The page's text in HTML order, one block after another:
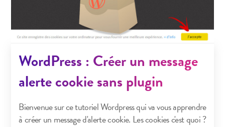
WordPress : Créer un message
alerte cookie sans plugin
Bienvenue sur ce tutoriel Wordpress qui va vous apprendre
à créer un message d'alerte cookie. Les cookies c'est quoi ?